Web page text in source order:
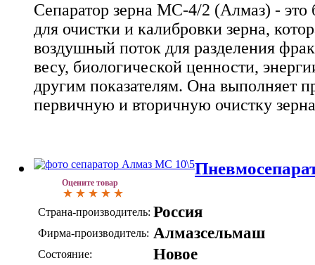
Сепаратор зерна МС-4/2 (Алмаз) - это
для очистки и калибровки зерна,
воздушный поток для разделения
весу, биологической ценности,
другим показателям. Она выполняет
первичную и вторичную очистку
Оцените товар
Страна-производитель: Россия
Фирма-производитель: Алмазсельмаш
Состояние: Новое